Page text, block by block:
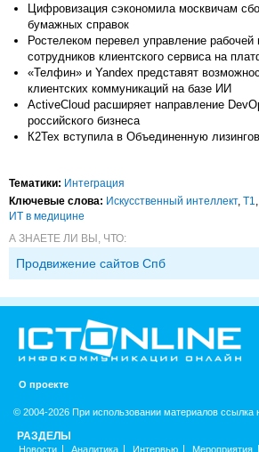
Цифровизация сэкономила москвичам
бумажных справок
Ростелеком перевел управление рабочей
сотрудников клиентского сервиса на
«Телфин» и Yandex представят
клиентских коммуникаций на базе ИИ
ActiveCloud расширяет направление
российского бизнеса
К2Тех вступила в Объединенную
Тематики: Интеграция
Ключевые слова: Искусственный интеллект, Т1,
ИТ в медицине
А ЗНАЕТЕ ЛИ ВЫ, ЧТО:
Продвижение сайтов Спб
О проекте
© 2004-2026 При использовании материалов ссылка
РАЗДЕЛЫ
Новости Аналитика Интервью Мероприятия